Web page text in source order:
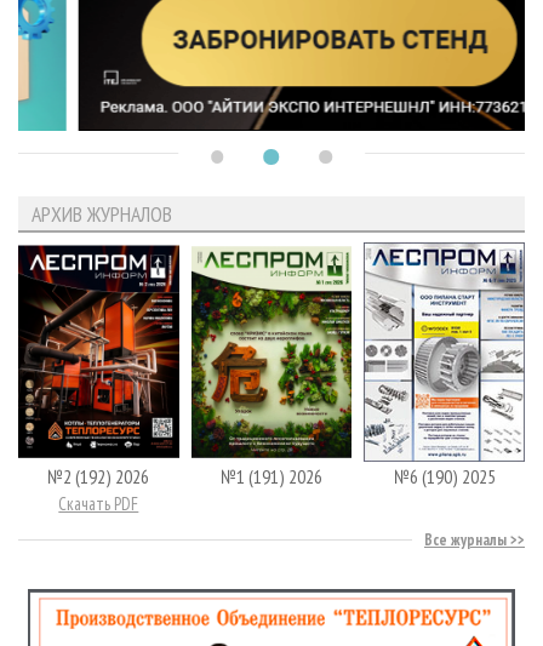
АРХИВ ЖУРНАЛОВ
№2 (192) 2026
Скачать PDF
№1 (191) 2026 №6 (190) 2025
Все журналы